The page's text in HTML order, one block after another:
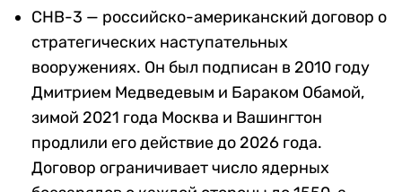
СНВ-3 — российско-американский договор о
стратегических наступательных
вооружениях. Он был подписан в 2010 году
Дмитрием Медведевым и Бараком Обамой,
зимой 2021 года Москва и Вашингтон
продлили его действие до 2026 года.
Договор ограничивает число ядерных